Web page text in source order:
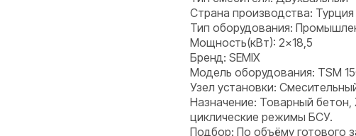
Страна производства: Турция
Тип оборудования:
Мощность(кВт): 2×18,5
Бренд: SEMIX
Модель оборудования: TSM
Узел установки:
Назначение: Товарный
циклические режимы БСУ.
Подбор: По объёму готового